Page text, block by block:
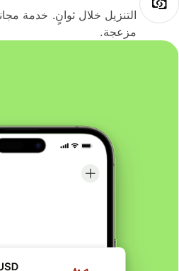
التنزيل خلال ثوانٍ. خدمة
مزعجة.